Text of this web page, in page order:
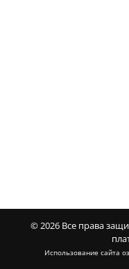
© 2026 Все права
Использование сайта